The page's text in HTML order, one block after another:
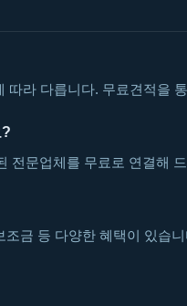
따라 다릅니다. 무료견적을
전문업체를 무료로 연결해
조금 등 다양한 혜택이 있습